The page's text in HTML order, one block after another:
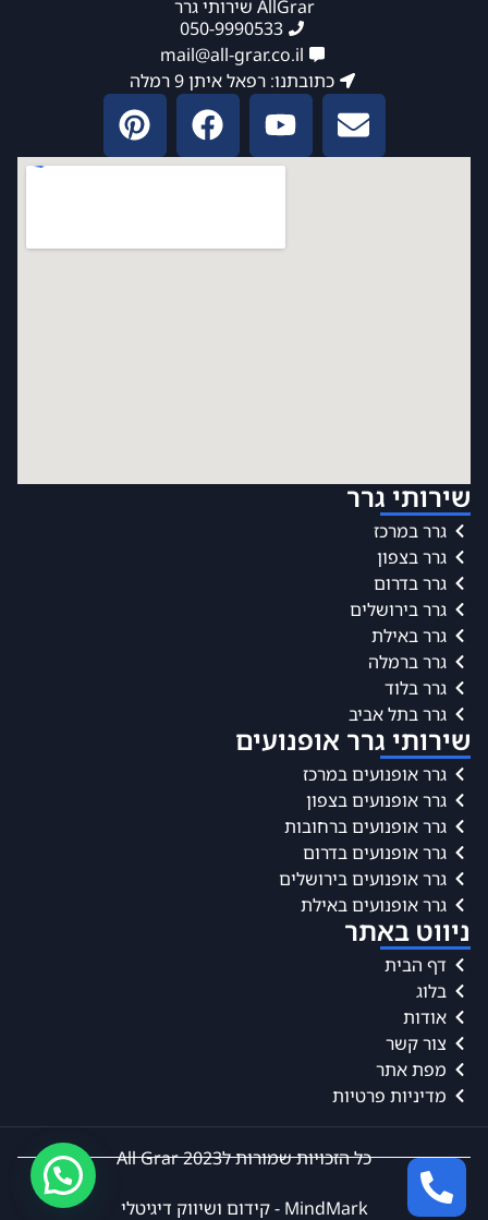
שירותי גרר
גרר במרכז
גרר בצפון
גרר בדרום
גרר בירושלים
גרר באילת
גרר ברמלה
גרר בלוד
גרר בתל אביב
שירותי גרר אופנועים
גרר אופנועים במרכז
גרר אופנועים בצפון
גרר אופנועים ברחובות
גרר אופנועים בדרום
גרר אופנועים בירושלים
גרר אופנועים באילת
ניווט באתר
דף הבית
בלוג
אודות
צור קשר
מפת אתר
מדיניות פרטיות
AllGrar שירותי גרר
050-9990533
mail@all-grar.co.il
כתובתנו: רפאל איתן 9 רמלה
כל הזכויות שמורות לAll Grar 2023
MindMark - קידום ושיווק דיגיטלי